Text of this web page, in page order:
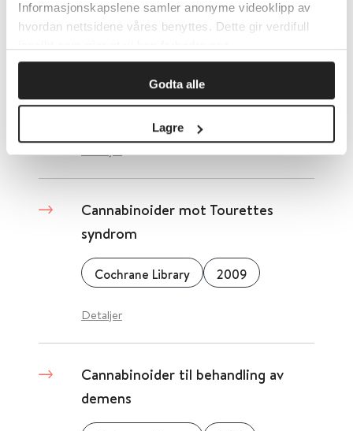
Informasjonskapslene samler anonyme videoklipp av
hvordan nettsidene våres benyttes. Dette gir verdifull
Godta alle
Lagre
Cannabinoid type 1-
reseptorantagonister ved
røykeavvenning
Cochrane Library 2011
Cannabinoider mot Tourettes
syndrom
Cochrane Library 2009
Detaljer
Cannabinoider til behandling av
demens